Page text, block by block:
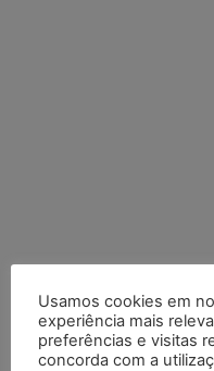
Usamos cookies em
experiência mais
preferências e visitas
concorda com a